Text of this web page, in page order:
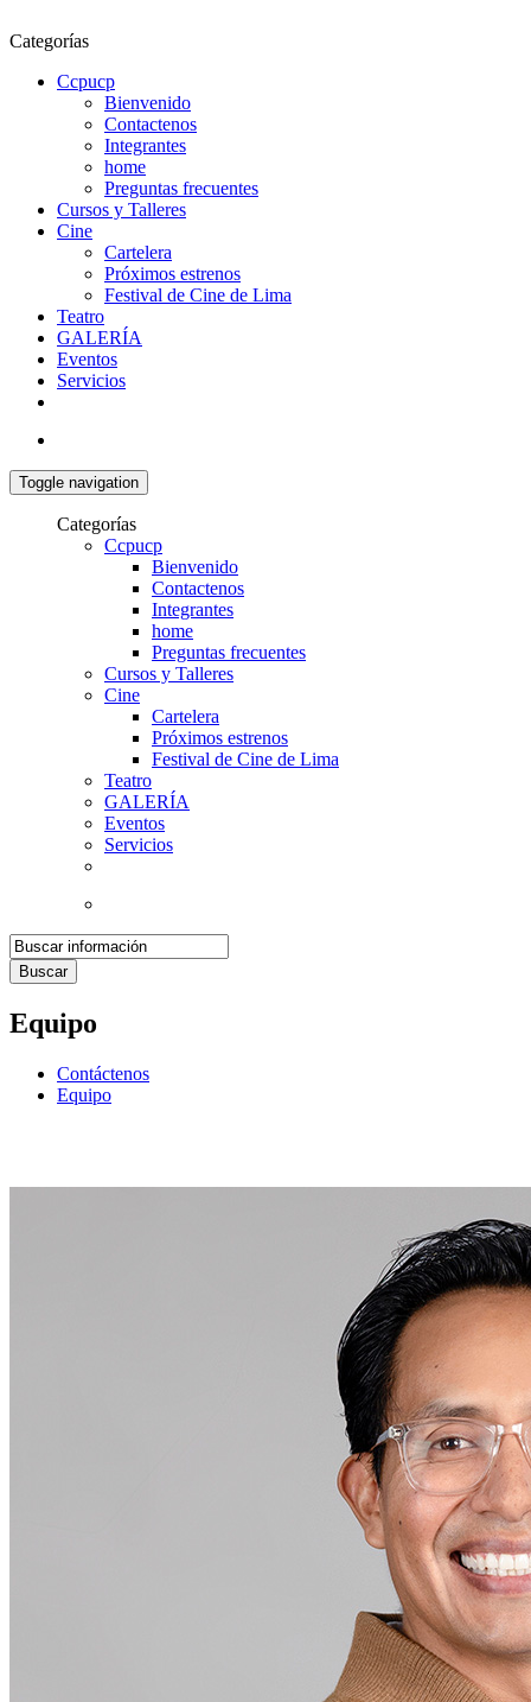
Categorías
Ccpucp
Bienvenido
Contactenos
Integrantes
home
Preguntas frecuentes
Cursos y Talleres
Cine
Cartelera
Próximos estrenos
Festival de Cine de Lima
Teatro
GALERÍA
Eventos
Servicios
Toggle navigation
Categorías
Ccpucp
Bienvenido
Contactenos
Integrantes
home
Preguntas frecuentes
Cursos y Talleres
Cine
Cartelera
Próximos estrenos
Festival de Cine de Lima
Teatro
GALERÍA
Eventos
Servicios
Buscar
Equipo
Contáctenos
Equipo